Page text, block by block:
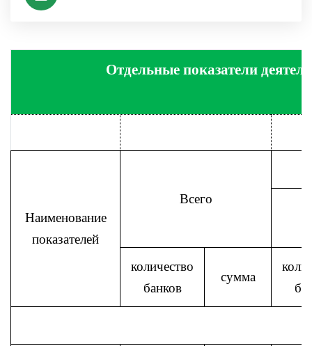
Отдельные показатели
Наименование
показателей
Всего
количество
банков
сумма